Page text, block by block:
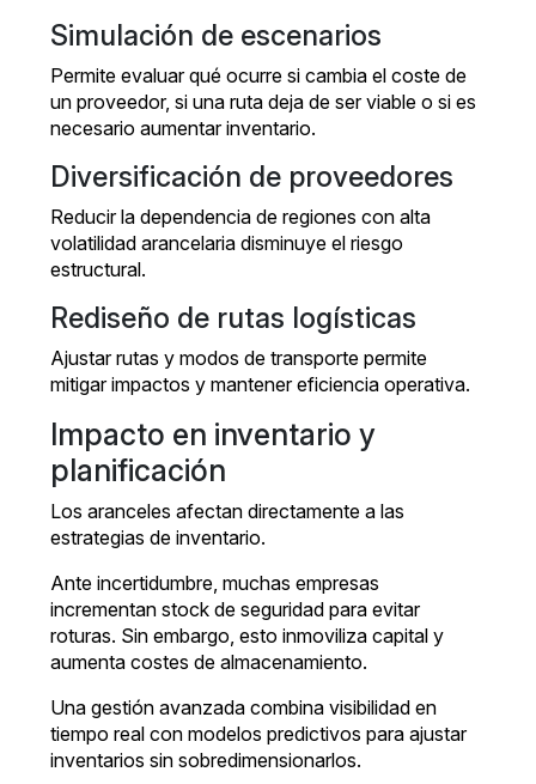
Simulación de escenarios
Permite evaluar qué ocurre si cambia el coste de
un proveedor, si una ruta deja de ser viable o si es
necesario aumentar inventario.
Diversificación de proveedores
Reducir la dependencia de regiones con alta
volatilidad arancelaria disminuye el riesgo
estructural.
Rediseño de rutas logísticas
Ajustar rutas y modos de transporte permite
mitigar impactos y mantener eficiencia operativa.
Impacto en inventario y
planificación
Los aranceles afectan directamente a las
estrategias de inventario.
Ante incertidumbre, muchas empresas
incrementan stock de seguridad para evitar
roturas. Sin embargo, esto inmoviliza capital y
aumenta costes de almacenamiento.
Una gestión avanzada combina visibilidad en
tiempo real con modelos predictivos para ajustar
inventarios sin sobredimensionarlos.